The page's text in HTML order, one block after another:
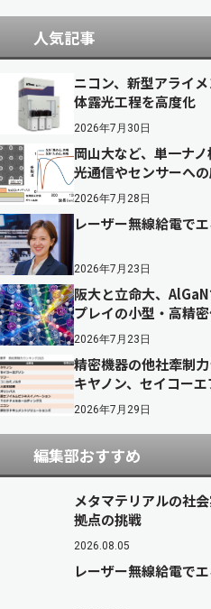
人気記事
ニコン、新型アライ
体露光工程を高度化
2026年7月30日
岡山大など、単一ナ
光通信やセンサーへ
2026年7月28日
レーザー無線給電で
2026年7月23日
阪大と立命大、
プレイの小型・高精
2026年7月23日
精密機器の他社牽制
キヤノン、セイコー
2026年7月29日
編集部おすすめ
メタマテリアルの社
拠点の挑戦
2026.08.05
レーザー無線給電で